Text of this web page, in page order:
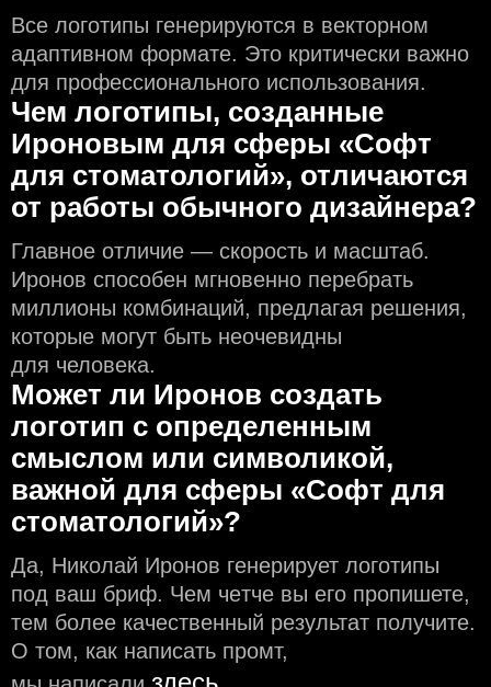
Все логотипы генерируются в векторном
адаптивном формате. Это критически важно
для профессионального использования.
Чем логотипы, созданные
Ироновым для сферы «Софт
для стоматологий», отличаются
от работы обычного дизайнера?
Главное отличие — скорость и масштаб.
Иронов способен мгновенно перебрать
миллионы комбинаций, предлагая решения,
которые могут быть неочевидны
для человека.
Может ли Иронов создать
логотип с определeнным
смыслом или символикой,
важной для сферы «Софт для
стоматологий»?
Да, Николай Иронов генерирует логотипы
под ваш бриф. Чем чeтче вы его пропишете,
тем более качественный результат получите.
О том, как написать промт,